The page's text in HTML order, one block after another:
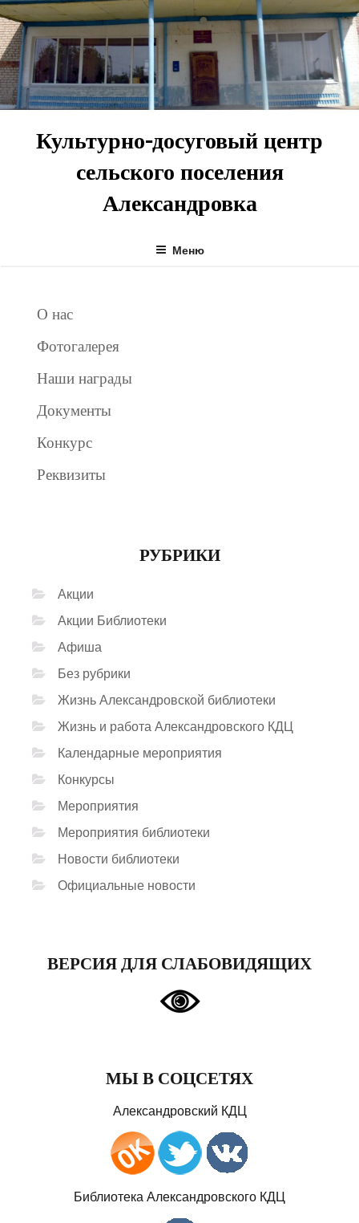
Перейти
к
содержимому
Культурно-досуговый центр
сельского поселения
Александровка
Меню
О нас
Фотогалерея
Наши награды
Документы
Конкурс
Реквизиты
РУБРИКИ
Акции
Акции Библиотеки
Афиша
Без рубрики
Жизнь Александровской библиотеки
Жизнь и работа Александровского КДЦ
Календарные мероприятия
Конкурсы
Мероприятия
Мероприятия библиотеки
Новости библиотеки
Официальные новости
ВЕРСИЯ ДЛЯ СЛАБОВИДЯЩИХ
МЫ В СОЦСЕТЯХ
Александровский КДЦ
Библиотека Александровского КДЦ